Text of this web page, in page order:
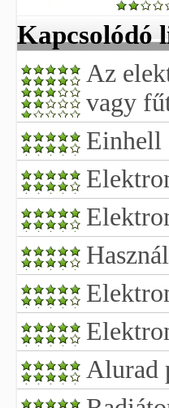
Kapcsolódó
Az
vagy
Einhell
Alurad